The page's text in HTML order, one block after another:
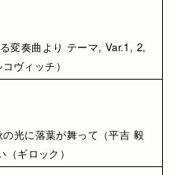
変奏曲より テーマ, Var.1, 2,
ヴィッチ）
の光に落葉が舞って（平吉 毅
ギロック）